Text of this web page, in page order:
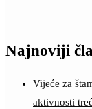
Najnoviji
Vijeće za
aktivnosti